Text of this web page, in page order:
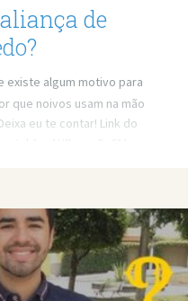
de
existe algum motivo para
que noivos usam na mão
eu te contar! Link do